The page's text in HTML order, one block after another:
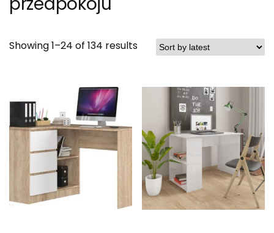
Showing 1–24 of 134 results